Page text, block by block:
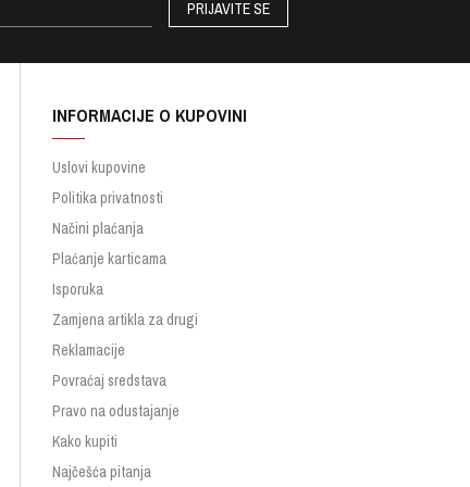
PRIJAVITE SE
INFORMACIJE O KUPOVINI
Uslovi kupovine
Politika privatnosti
Načini plaćanja
Plaćanje karticama
Isporuka
Zamjena artikla za drugi
Reklamacije
Povraćaj sredstava
Pravo na odustajanje
Kako kupiti
Najčešća pitanja